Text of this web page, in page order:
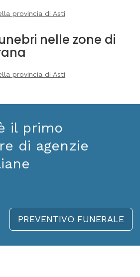
provincia di Asti
nelle zone di
provincia di Asti
il primo
di agenzie
PREVENTIVO FUNERALE